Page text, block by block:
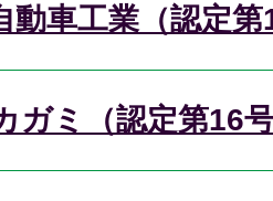
動車工業（認定第
ガミ（認定第16